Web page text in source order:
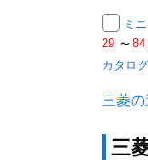
ミ
29 〜 84
カタロ
三菱
三